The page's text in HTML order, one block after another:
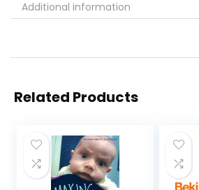
Additional information
Related Products